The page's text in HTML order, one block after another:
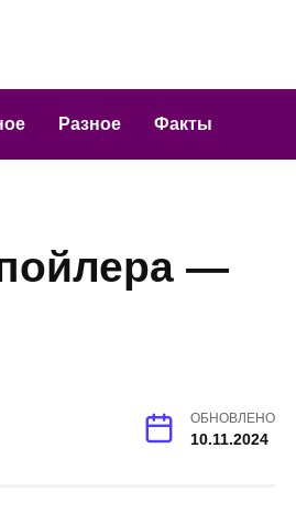
Разное Факты
—
ОБНОВЛЕНО
10.11.2024